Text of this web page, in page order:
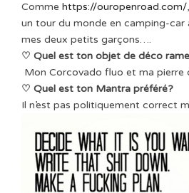
Comme https://ouropenroad.com/
un tour du monde en camping-car
mes deux petits garçons….
♡ Quel est ton objet de déco
Mon Corcovado fluo et ma pierre
♡ Quel est ton Mantra préféré?
Il n’est pas politiquement correct